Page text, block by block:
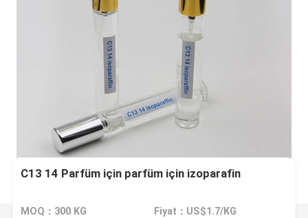
C13 14 Parfüm için parfüm için izoparafin
MOQ：300 KG Fiyat：US$1.7/KG